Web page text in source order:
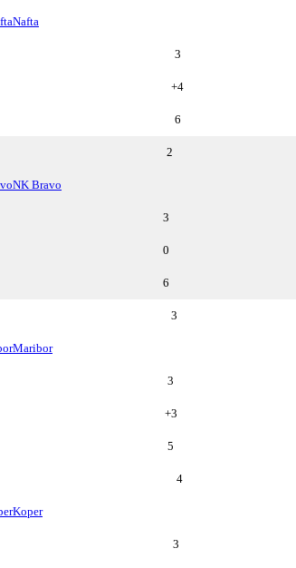
Nafta
3
+4
6
2
NK Bravo
3
0
6
3
Maribor
3
+3
5
4
Koper
3